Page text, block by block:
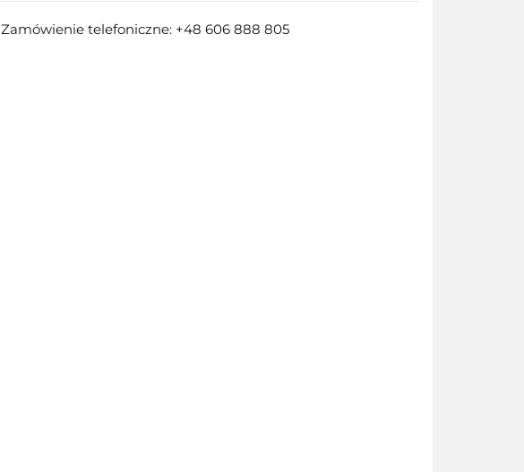
Zamówienie telefoniczne: +48 606 888 805